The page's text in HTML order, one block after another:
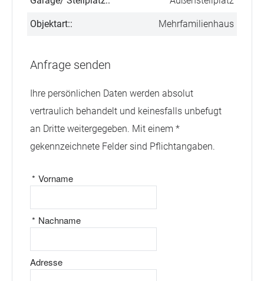
Objektart:: Mehrfamilienhaus
Anfrage senden
Ihre persönlichen Daten werden absolut
vertraulich behandelt und keinesfalls unbefugt
an Dritte weitergegeben. Mit einem *
gekennzeichnete Felder sind Pflichtangaben.
Vorname
*
Nachname
*
Adresse